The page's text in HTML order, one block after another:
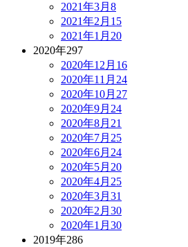
2021年3月 8
2021年2月 15
2021年1月 20
2020年297
2020年12月 16
2020年11月 24
2020年10月 27
2020年9月 24
2020年8月 21
2020年7月 25
2020年6月 24
2020年5月 20
2020年4月 25
2020年3月 31
2020年2月 30
2020年1月 30
2019年286